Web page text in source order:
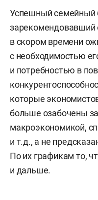
Успешный семейный
зарекомендовавший
в скором времени
с необходимостью
и потребностью в
которые
больше озабочены
макроэкономикой,
и т.д., а не
По их графикам то,
и дальше.